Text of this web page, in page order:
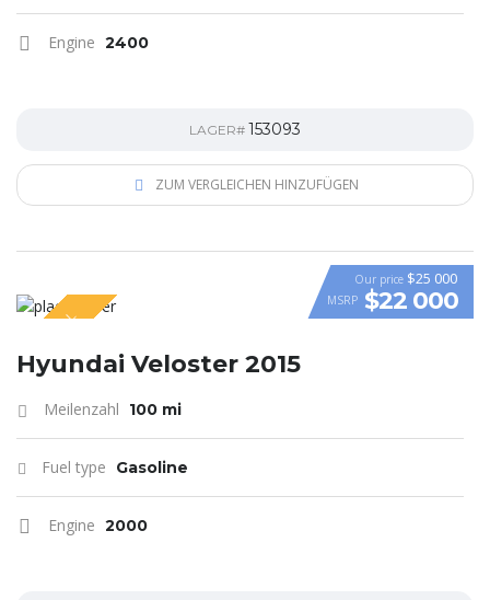
Engine 2400
LAGER# 153093
ZUM VERGLEICHEN HINZUFÜGEN
VIDEO
SPECIAL
Our price $25 000
MSRP $22 000
Hyundai Veloster 2015
Meilenzahl 100 mi
Fuel type Gasoline
Engine 2000